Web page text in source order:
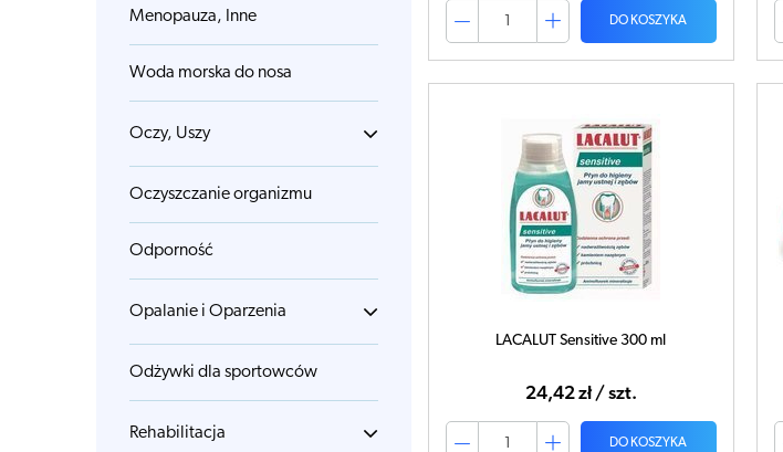
Menopauza, Inne
Woda morska do nosa
Oczy, Uszy
Oczyszczanie organizmu
Odporność
Opalanie i Oparzenia
Odżywki dla sportowców
Rehabilitacja
DO KOSZYKA
LACALUT Sensitive 300 ml
24,42 zł / szt.
DO KOSZYKA